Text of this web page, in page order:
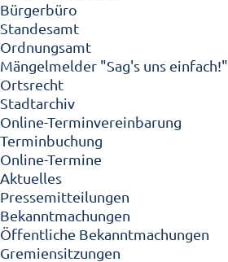
Bürgerbüro
Standesamt
Ordnungsamt
Mängelmelder "Sag's uns einfach!"
Ortsrecht
Stadtarchiv
Online-Terminvereinbarung
Terminbuchung
Online-Termine
Aktuelles
Pressemitteilungen
Bekanntmachungen
Öffentliche Bekanntmachungen
Gremiensitzungen